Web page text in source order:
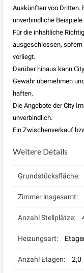
Auskünften von Dritten.
unverbindliche Beispiele.
Für die inhaltliche
ausgeschlossen, sofern
vorliegt.
Darüber hinaus kann
Gewähr übernehmen
haften.
Die Angebote der City
unverbindlich.
Ein Zwischenverkauf
Weitere Details
Grundstücksfläche:
Zimmer insgesamt:
Anzahl Stellplätze:
Heizungsart:
Anzahl Etagen: 2,0